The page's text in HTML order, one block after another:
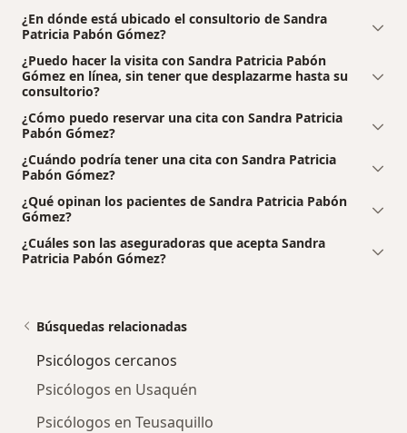
¿En dónde está ubicado el consultorio de Sandra
Patricia Pabón Gómez?
¿Puedo hacer la visita con Sandra Patricia Pabón
Gómez en línea, sin tener que desplazarme hasta su
consultorio?
¿Cómo puedo reservar una cita con Sandra Patricia
Pabón Gómez?
¿Cuándo podría tener una cita con Sandra Patricia
Pabón Gómez?
¿Qué opinan los pacientes de Sandra Patricia Pabón
Gómez?
¿Cuáles son las aseguradoras que acepta Sandra
Patricia Pabón Gómez?
Búsquedas relacionadas
Psicólogos cercanos
Psicólogos en Usaquén
Psicólogos en Teusaquillo